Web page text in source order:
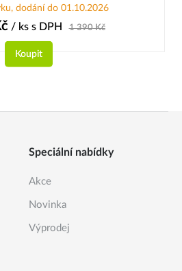
dodání do 01.10.2026
/ ks s DPH 1 390Kč
Koupit
Speciální nabídky
Akce
Novinka
Výprodej